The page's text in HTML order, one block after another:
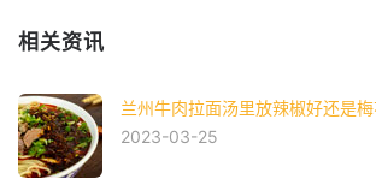
相关资讯
兰州牛肉拉面汤里放辣椒好还是梅
2023-03-25